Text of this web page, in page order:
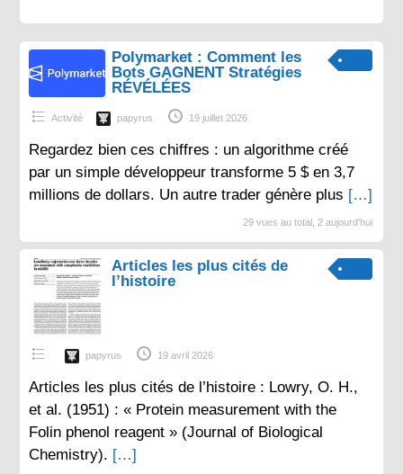
Polymarket : Comment les
Bots GAGNENT Stratégies
RÉVÉLÉES
Activité papyrus 19 juillet 2026
Regardez bien ces chiffres : un algorithme créé
par un simple développeur transforme 5 $ en 3,7
millions de dollars. Un autre trader génère plus […]
29 vues au total, 2 aujourd'hui
Articles les plus cités de
l’histoire
papyrus 19 avril 2026
Articles les plus cités de l’histoire : Lowry, O. H.,
et al. (1951) : « Protein measurement with the
Folin phenol reagent » (Journal of Biological
Chemistry). […]